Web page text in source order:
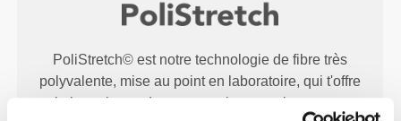
PoliStretch© est notre technologie de fibre très
polyvalente, mise au point en laboratoire, qui t'offre
le bon niveau de compression avec beaucoup